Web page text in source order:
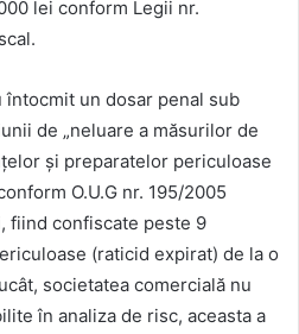
lei conform Legii nr.
întocmit un dosar penal sub
de „neluare a măsurilor de
și preparatelor periculoase
O.U.G nr. 195/2005
fiind confiscate peste 9
(raticid expirat) de la o
societatea comercială nu
în analiza de risc, aceasta a